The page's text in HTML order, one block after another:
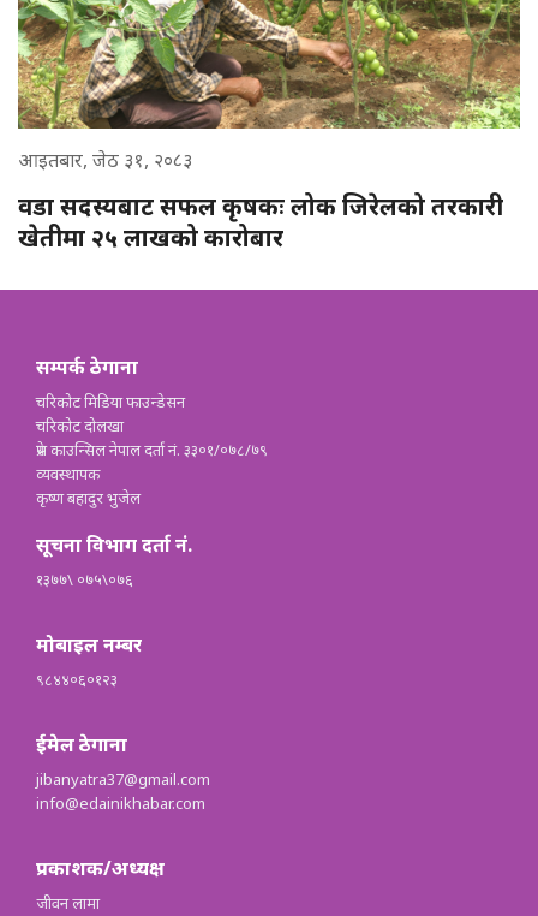
आइतबार, जेठ ३१, २०८३
वडा सदस्यबाट सफल कृषकः लोक जिरेलको तरकारी
खेतीमा २५ लाखको कारोबार
सम्पर्क ठेगाना
चरिकोट मिडिया फाउन्डेसन
चरिकोट दोलखा
प्रेस काउन्सिल नेपाल दर्ता नं. ३३०१/०७८/७९
व्यवस्थापक
कृष्ण बहादुर भुजेल
सूचना विभाग दर्ता नं.
१३७७\ ०७५\०७६
मोबाइल नम्बर
९८४४०६०१२३
ईमेल ठेगाना
jibanyatra37@gmail.com
info@edainikhabar.com
प्रकाशक/अध्यक्ष
जीवन लामा